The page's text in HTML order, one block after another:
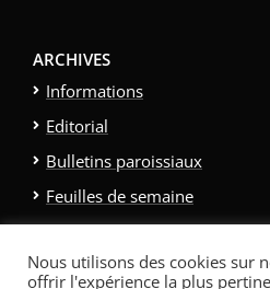
ARCHIVES
Informations
Editorial
Bulletins paroissiaux
Feuilles de semaine
Galerie photo
Politique relative aux cookies
Nous utilisons des cookies sur
offrir l'expérience la plus